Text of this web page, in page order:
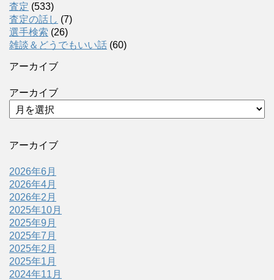
査定 (533)
査定の話し (7)
選手検索 (26)
雑談＆どうでもいい話 (60)
アーカイブ
アーカイブ
アーカイブ
2026年6月
2026年4月
2026年2月
2025年10月
2025年9月
2025年7月
2025年2月
2025年1月
2024年11月